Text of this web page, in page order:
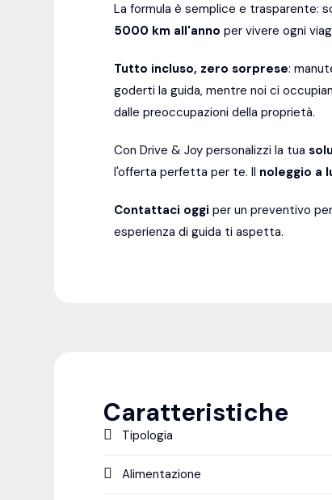
La formula è semplice e trasparente:
5000 km all'anno per vivere ogni
Tutto incluso, zero sorprese:
goderti la guida, mentre noi ci
dalle preoccupazioni della proprietà.
Con Drive & Joy personalizzi la tua
l'offerta perfetta per te. Il noleggio a
Contattaci oggi per un preventivo
esperienza di guida ti aspetta.
Caratteristiche
Tipologia
Alimentazione